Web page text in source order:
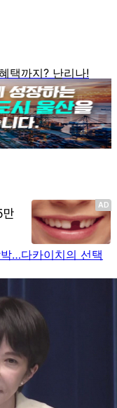
…다카이치의 선택